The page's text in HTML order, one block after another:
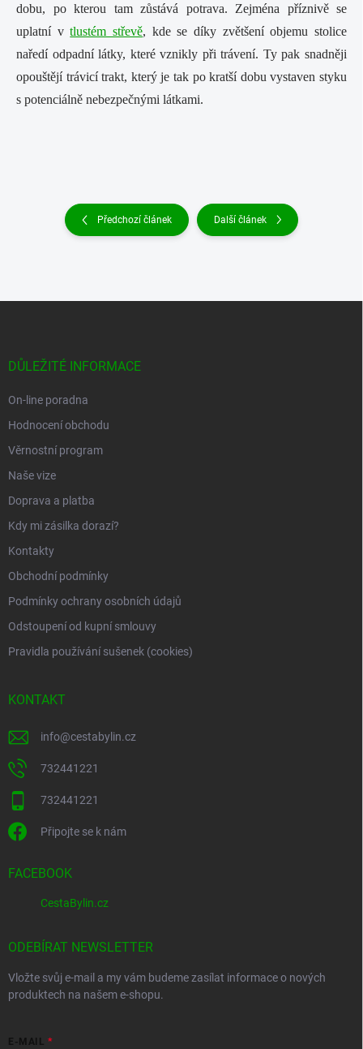
dobu, po kterou tam zůstává potrava. Zejména příznivě se
uplatní vtlustém střevě, kde se díky zvětšení objemu stolice
naředí odpadní látky, které vznikly při trávení. Ty pak snadněji
opouštějí trávicí trakt, který je tak po kratší dobu vystaven styku
s potenciálně nebezpečnými látkami.
Předchozí článek Další článek
DŮLEŽITÉ INFORMACE
On-line poradna
Hodnocení obchodu
Věrnostní program
Naše vize
Doprava a platba
Kdy mi zásilka dorazí?
Kontakty
Obchodní podmínky
Podmínky ochrany osobních údajů
Odstoupení od kupní smlouvy
Pravidla používání sušenek (cookies)
KONTAKT
info@cestabylin.cz
732441221
732441221
Připojte se k nám
FACEBOOK
CestaBylin.cz
ODEBÍRAT NEWSLETTER
Vložte svůj e-mail a my vám budeme zasílat informace o nových
produktech na našem e-shopu.
E-MAIL